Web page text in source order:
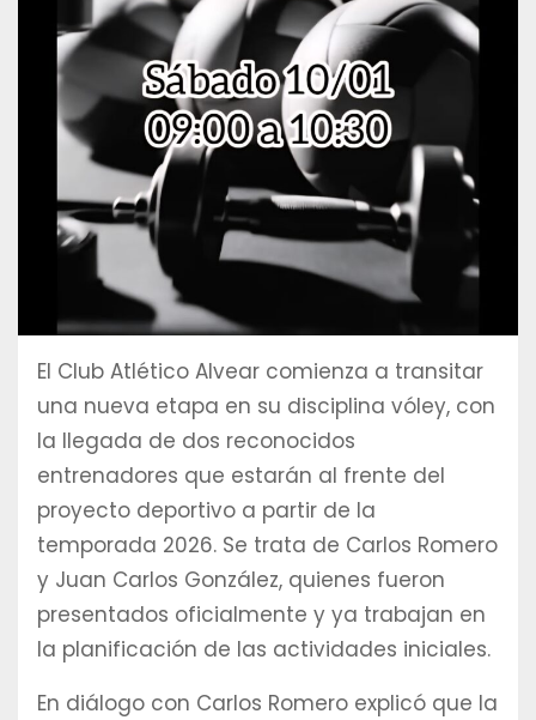
El Club Atlético Alvear comienza a transitar
una nueva etapa en su disciplina vóley, con
la llegada de dos reconocidos
entrenadores que estarán al frente del
proyecto deportivo a partir de la
temporada 2026. Se trata de Carlos Romero
y Juan Carlos González, quienes fueron
presentados oficialmente y ya trabajan en
la planificación de las actividades iniciales.
En diálogo con Carlos Romero explicó que la